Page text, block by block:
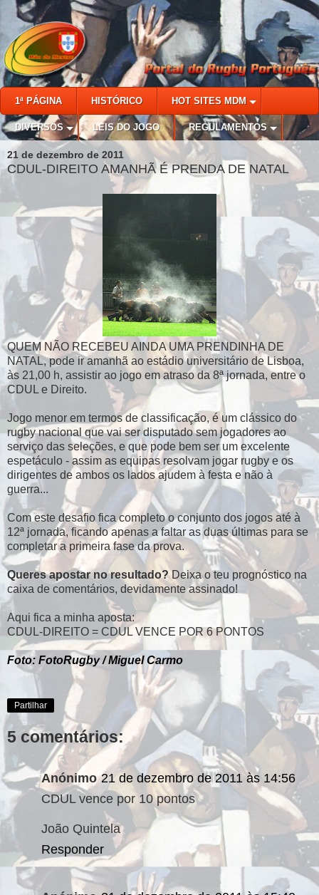
1ª PÁGINA HISTÓRICO HOT SITES MDM
DIVERSOS LEIS DO JOGO REGULAMENTOS
21 de dezembro de 2011
CDUL-DIREITO AMANHÃ É PRENDA DE NATAL
QUEM NÃO RECEBEU AINDA UMA PRENDINHA DE
NATAL, pode ir amanhã ao estádio universitário de Lisboa,
às 21,00 h, assistir ao jogo em atraso da 8ª jornada, entre o
CDUL e Direito.
Jogo menor em termos de classificação, é um clássico do
rugby nacional que vai ser disputado sem jogadores ao
serviço das seleções, e que pode bem ser um excelente
espetáculo - assim as equipas resolvam jogar rugby e os
dirigentes de ambos os lados ajudem à festa e não à
guerra...
Com este desafio fica completo o conjunto dos jogos até à
12ª jornada, ficando apenas a faltar as duas últimas para se
completar a primeira fase da prova.
Queres apostar no resultado?Deixa o teu prognóstico na
caixa de comentários, devidamente assinado!
Aqui fica a minha aposta:
CDUL-DIREITO = CDUL VENCE POR 6 PONTOS
Foto: FotoRugby / Miguel Carmo
Partilhar
5 comentários:
Anónimo 21 de dezembro de 2011 às 14:56
CDUL vence por 10 pontos
João Quintela
Responder